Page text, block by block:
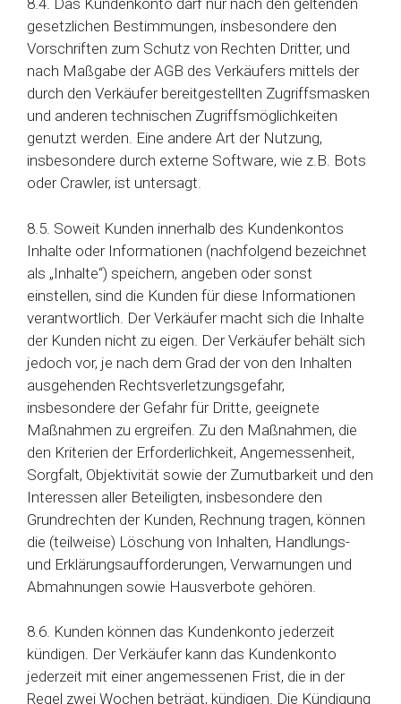
8.4. Das Kundenkonto darf nur nach den geltenden
gesetzlichen Bestimmungen, insbesondere den
Vorschriften zum Schutz von Rechten Dritter, und
nach Maßgabe der AGB des Verkäufers mittels der
durch den Verkäufer bereitgestellten Zugriffsmasken
und anderen technischen Zugriffsmöglichkeiten
genutzt werden. Eine andere Art der Nutzung,
insbesondere durch externe Software, wie z.B. Bots
oder Crawler, ist untersagt.
8.5. Soweit Kunden innerhalb des Kundenkontos
Inhalte oder Informationen (nachfolgend bezeichnet
als „Inhalte“) speichern, angeben oder sonst
einstellen, sind die Kunden für diese Informationen
verantwortlich. Der Verkäufer macht sich die Inhalte
der Kunden nicht zu eigen. Der Verkäufer behält sich
jedoch vor, je nach dem Grad der von den Inhalten
ausgehenden Rechtsverletzungsgefahr,
insbesondere der Gefahr für Dritte, geeignete
Maßnahmen zu ergreifen. Zu den Maßnahmen, die
den Kriterien der Erforderlichkeit, Angemessenheit,
Sorgfalt, Objektivität sowie der Zumutbarkeit und den
Interessen aller Beteiligten, insbesondere den
Grundrechten der Kunden, Rechnung tragen, können
die (teilweise) Löschung von Inhalten, Handlungs-
und Erklärungsaufforderungen, Verwarnungen und
Abmahnungen sowie Hausverbote gehören.
8.6. Kunden können das Kundenkonto jederzeit
kündigen. Der Verkäufer kann das Kundenkonto
jederzeit mit einer angemessenen Frist, die in der
Regel zwei Wochen beträgt, kündigen. Die Kündigung